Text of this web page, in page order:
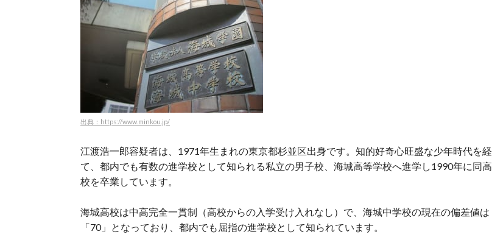
出典：https://www.minkou.jp/
江渡浩一郎容疑者は、1971年生まれの東京都杉並区出身です。知的好奇心旺盛な少年時代を経
て、都内でも有数の進学校として知られる私立の男子校、海城高等学校へ進学し1990年に同高
校を卒業しています。
海城高校は中高完全一貫制（高校からの入学受け入れなし）で、海城中学校の現在の偏差値は
「70」となっており、 都内でも屈指の進学校として知られています。